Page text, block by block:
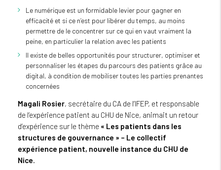
Le numérique est un formidable levier pour gagner en
efficacité et si ce n’est pour libérer du temps, au moins
permettre de le concentrer sur ce qui en vaut vraiment la
peine, en particulier la relation avec les patients
Il existe de belles opportunités pour structurer, optimiser et
personnaliser les étapes du parcours des patients grâce au
digital, à condition de mobiliser toutes les parties prenantes
concernées
Magali Rosier, secrétaire du CA de l’IFEP, et responsable
de l’expérience patient au CHU de Nice, animait un retour
d’expérience sur le thème « Les patients dans les
structures de gouvernance » – Le collectif
expérience patient, nouvelle instance du CHU de
Nice